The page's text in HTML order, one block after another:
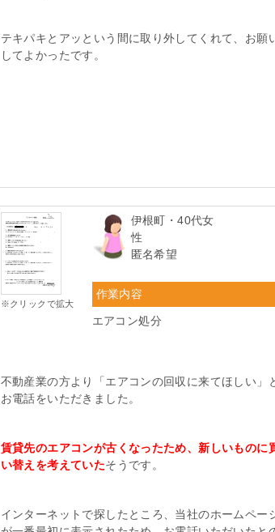
テキパキとアッという間に取り外してくれて、お願
してよかったです。
※クリックで拡大
伊根町・40代女
性
匿名希望
作業内容
エアコン処分
不動産業の方より「エアコンの回収に来てほしい」
お電話をいただきました。
賃貸先のエアコンが古くなったため、新しいものに
い替えを考えていたそうです。
インターネットで探したところ、当社のホームペー